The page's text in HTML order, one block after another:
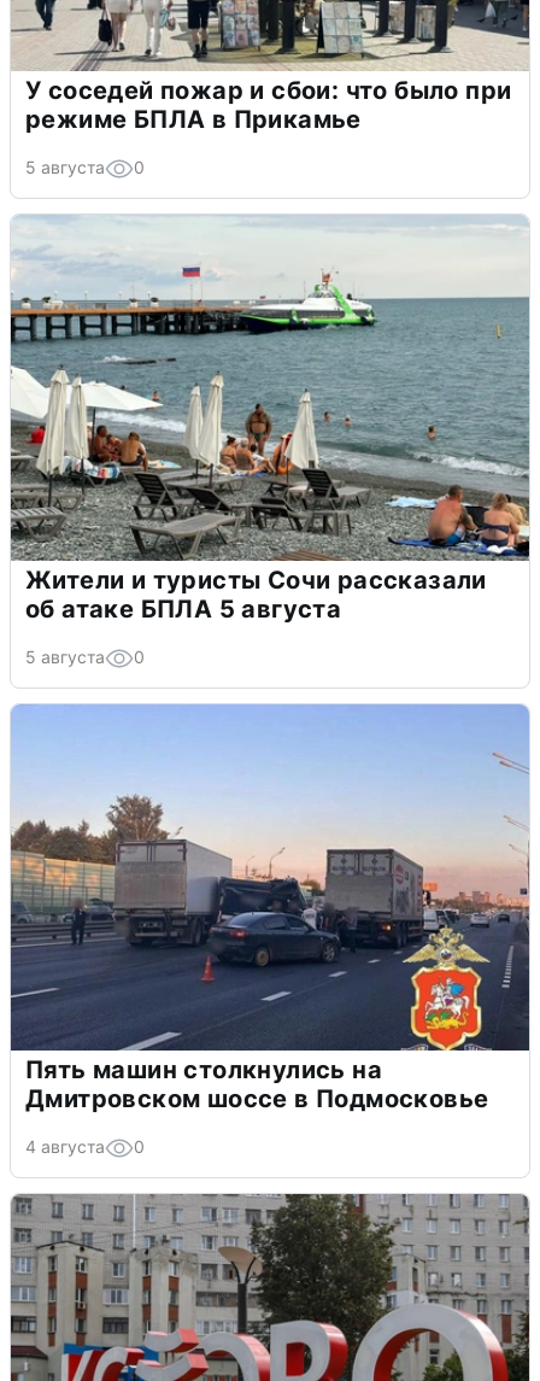
У соседей пожар и сбои: что было при
режиме БПЛА в Прикамье
5 августа 0
Жители и туристы Сочи рассказали
об атаке БПЛА 5 августа
5 августа 0
Пять машин столкнулись на
Дмитровском шоссе в Подмосковье
4 августа 0